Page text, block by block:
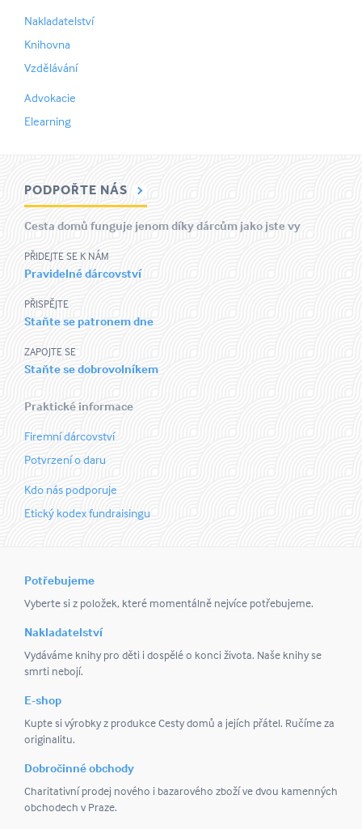
Nakladatelství
Knihovna
Vzdělávání
Advokacie
Elearning
PODPOŘTE NÁS
Cesta domů funguje jenom díky dárcům jako jste vy
PŘIDEJTE SE K NÁM
Pravidelné dárcovství
PŘISPĚJTE
Staňte se patronem dne
ZAPOJTE SE
Staňte se dobrovolníkem
Praktické informace
Firemní dárcovství
Potvrzení o daru
Kdo nás podporuje
Etický kodex fundraisingu
Potřebujeme
Vyberte si z položek, které momentálně nejvíce potřebujeme.
Nakladatelství
Vydáváme knihy pro děti i dospělé o konci života. Naše knihy se
smrti nebojí.
E-shop
Kupte si výrobky z produkce Cesty domů a jejích přátel. Ručíme za
originalitu.
Dobročinné obchody
Charitativní prodej nového i bazarového zboží ve dvou kamenných
obchodech v Praze.